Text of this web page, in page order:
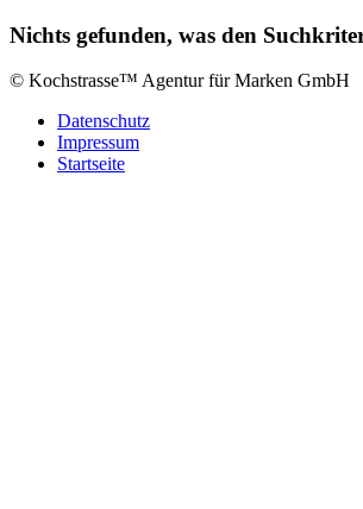
Nichts gefunden, was den
© Kochstrasse™ Agentur für Marken GmbH
Datenschutz
Impressum
Startseite